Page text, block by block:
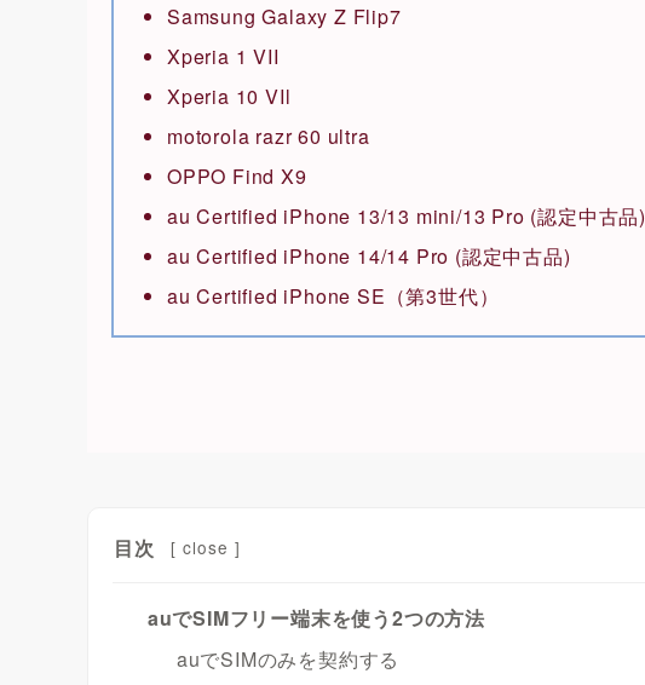
Samsung Galaxy Z Flip7
Xperia 1 VII
Xperia 10 VIl
motorola razr 60 ultra
OPPO Find X9
au Certified iPhone 13/13 mini/13 Pro (認定中古品)
au Certified iPhone 14/14 Pro (認定中古品)
au Certified iPhone SE（第3世代）
目次 [ close ]
auでSIMフリー端末を使う2つの方法
auでSIMのみを契約する